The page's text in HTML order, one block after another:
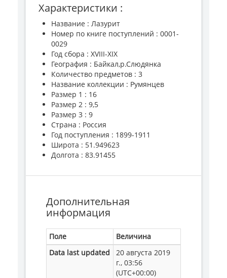
Характеристики :
Название : Лазурит
Номер по книге поступлений : 0001-
0029
Год сбора : XVIII-XIX
География : Байкал,р.Слюдянка
Количество предметов : 3
Название коллекции : Румянцев
Размер 1 : 16
Размер 2 : 9,5
Размер 3 : 9
Страна : Россия
Год поступления : 1899-1911
Широта : 51.949623
Долгота : 83.91455
Дополнительная
информация
Поле
Величина
Data last updated
20 августа 2019
г., 03:56
(UTC+00:00)